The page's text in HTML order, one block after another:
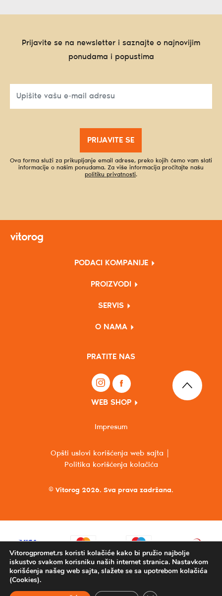
Prijavite se na newsletter i saznajte o najnovijim
ponudama i popustima
PRIJAVITE SE
Ova forma služi za prikupljanje email adrese, preko kojih ćemo vam slati
informacije o našim ponudama. Za više informacija pročitajte našu
politiku privatnosti.
PODACI KOMPANIJE
PROIZVODI
SERVIS
O NAMA
PRATITE NAS
WEB SHOP
© Vitorog 2026. Sva prava zadržana.
Opšti uslovi korišćenja web sajta
Politika korišćenja kolačića
Impresum
Vitorogpromet.rs koristi kolačiće kako bi pružio najbolje
iskustvo svakom korisniku naših internet stranica. Nastavkom
korišćenja našeg web sajta, slažete se sa upotrebom kolačića
(Cookies).